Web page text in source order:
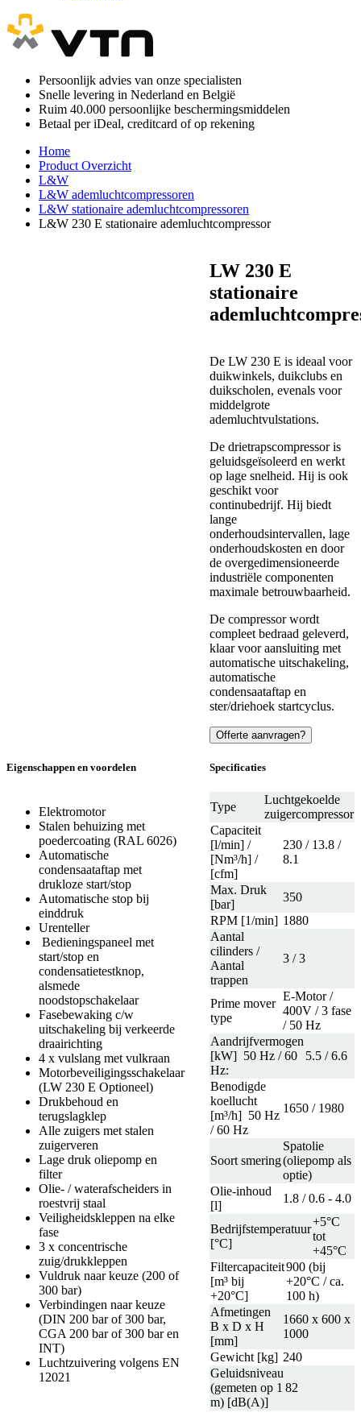
Persoonlijk advies van onze specialisten
Snelle levering in Nederland en België
Ruim 40.000 persoonlijke beschermingsmiddelen
Betaal per iDeal, creditcard of op rekening
Home
Product Overzicht
L&W
L&W ademluchtcompressoren
L&W stationaire ademluchtcompressoren
L&W 230 E stationaire ademluchtcompressor
LW 230 E
stationaire
De LW 230 E is ideaal voor
duikwinkels, duikclubs en
duikscholen, evenals voor
middelgrote
ademluchtvulstations.
De drietrapscompressor is
geluidsgeïsoleerd en werkt
op lage snelheid. Hij is ook
geschikt voor
continubedrijf. Hij biedt
lange
onderhoudsintervallen, lage
onderhoudskosten en door
de overgedimensioneerde
industriële componenten
maximale betrouwbaarheid.
De compressor wordt
compleet bedraad geleverd,
klaar voor aansluiting met
automatische uitschakeling,
automatische
condensaataftap en
ster/driehoek startcyclus.
Offerte aanvragen?
Eigenschappen en voordelen
Elektromotor
Stalen behuizing met
poedercoating (RAL 6026)
Automatische
condensaataftap met
drukloze start/stop
Automatische stop bij
einddruk
Urenteller
Bedieningspaneel met
start/stop en
condensatietestknop,
alsmede
noodstopschakelaar
Fasebewaking c/w
uitschakeling bij verkeerde
draairichting
4 x vulslang met vulkraan
Motorbeveiligingsschakelaar
(LW 230 E Optioneel)
Drukbehoud en
terugslagklep
Alle zuigers met stalen
zuigerveren
Lage druk oliepomp en
filter
Olie- / waterafscheiders in
roestvrij staal
Veiligheidskleppen na elke
fase
3 x concentrische
zuig/drukkleppen
Vuldruk naar keuze (200 of
300 bar)
Verbindingen naar keuze
(DIN 200 bar of 300 bar,
CGA 200 bar of 300 bar en
INT)
Luchtzuivering volgens EN
12021
Specificaties
Type
Luchtgekoelde
zuigercompressor
Capaciteit
[l/min] /
[Nm³/h] /
[cfm]
230 / 13.8 /
8.1
Max. Druk
[bar]
350
RPM [1/min] 1880
Aantal
cilinders /
Aantal
trappen
3 / 3
Prime mover
type
E-Motor /
400V / 3 fase
/ 50 Hz
Aandrijfvermogen
[kW] 50 Hz / 60
Hz:
5.5 / 6.6
Benodigde
koellucht
[m³/h] 50 Hz
/ 60 Hz
1650 / 1980
Soort smering
Spatolie
(oliepomp als
optie)
Olie-inhoud
[l]
1.8 / 0.6 - 4.0
Bedrijfstemperatuur
[°C]
+5°C
tot
+45°C
Filtercapaciteit
[m³ bij
+20°C]
900 (bij
+20°C / ca.
100 h)
Afmetingen
B x D x H
[mm]
1660 x 600 x
1000
Gewicht [kg] 240
Geluidsniveau
(gemeten op 1
m) [dB(A)]
82